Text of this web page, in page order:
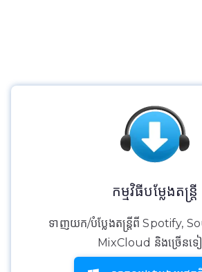
កម្មវិធីបម្លែងតន្ត្រី
ទាញយក/បំប្លែងតន្ត្រីពី Spotify,
MixCloud និងច្រើនទ